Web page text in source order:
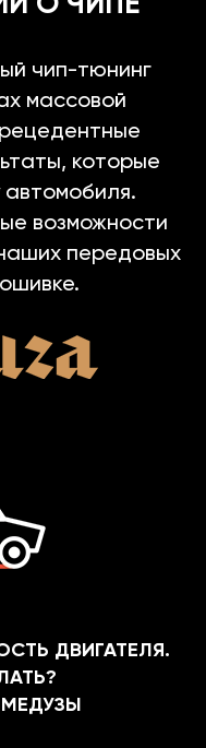
чип-тюнинг
массовой
которые
возможности
передовых
ДВИГАТЕЛЯ.